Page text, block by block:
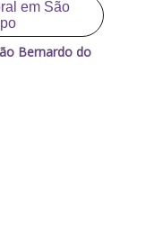
Bernardo do